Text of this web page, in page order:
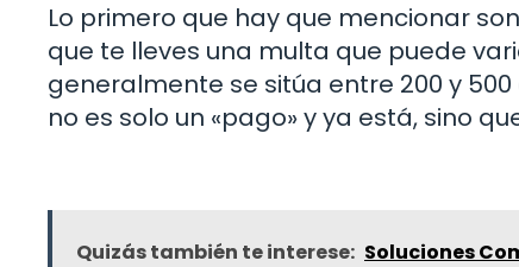
Lo primero que hay que mencionar
que te lleves una multa que puede
generalmente se sitúa entre 200 y
no es solo un «pago» y ya está, sino
Quizás también te interese: Soluciones